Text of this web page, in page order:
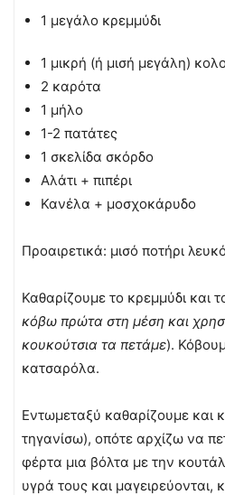
1 μεγάλο κρεμμύδι
1 μικρή (ή μισή μεγάλη)
2 καρότα
1 μήλο
1-2 πατάτες
1 σκελίδα σκόρδο
Αλάτι + πιπέρι
Κανέλα + μοσχοκάρυδο
Προαιρετικά: μισό ποτήρι
Καθαρίζουμε το κρεμμύδι και
κόβω πρώτα στη μέση και
κουκούτσια τα πετάμε).
κατσαρόλα.
Εντωμεταξύ καθαρίζουμε και
τηγανίσω), οπότε αρχίζω να
φέρτα μια βόλτα με την
υγρά τους και μαγειρεύονται,